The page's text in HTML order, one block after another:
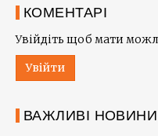
КОМЕНТАРІ
Увійдіть щоб мати
Увійти
ВАЖЛИВІ НОВИНИ